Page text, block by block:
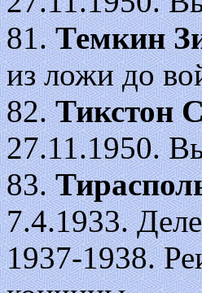
81.Темкин
из ложи до
82.Тикстон
27.11.1950.
83.
7.4.1933.
1937-1938.